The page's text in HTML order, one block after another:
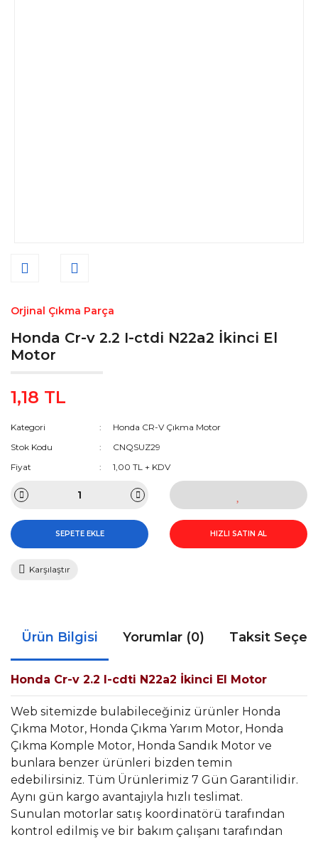
Orjinal Çıkma Parça
Honda Cr-v 2.2 I-ctdi N22a2 İkinci El
Motor
1,18 TL
Kategori
Honda CR-V Çıkma Motor
Stok Kodu
CNQSUZ29
Fiyat
1,00 TL + KDV
SEPETE EKLE HIZLI SATIN AL
Karşılaştır
Ürün Bilgisi Yorumlar (0) Taksit
Honda Cr-v 2.2 I-cdti N22a2 İkinci El Motor
Web sitemizde bulabileceğiniz ürünler Honda
Çıkma Motor, Honda Çıkma Yarım Motor, Honda
Çıkma Komple Motor, Honda Sandık Motor ve
bunlara benzer ürünleri bizden temin
edebilirsiniz. Tüm Ürünlerimiz 7 Gün Garantilidir.
Aynı gün kargo avantajıyla hızlı teslimat.
Sunulan motorlar satış koordinatörü tarafından
kontrol edilmiş ve bir bakım çalışanı tarafından